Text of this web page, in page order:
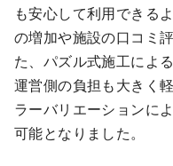
も安心して利用できる
の増加や施設の口コミ
た、パズル式施工によ
運営側の負担も大きく
ラーバリエーションに
可能となりました。